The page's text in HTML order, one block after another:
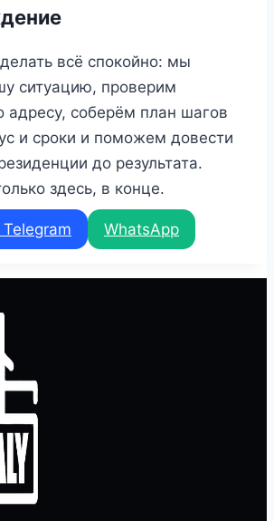
всё спокойно: мы
ситуацию, проверим
адресу, соберём план шагов
и сроки и поможем довести
до результата.
здесь, в конце.
WhatsApp